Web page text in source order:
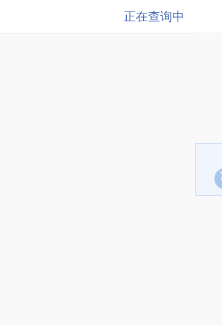
正在查询中